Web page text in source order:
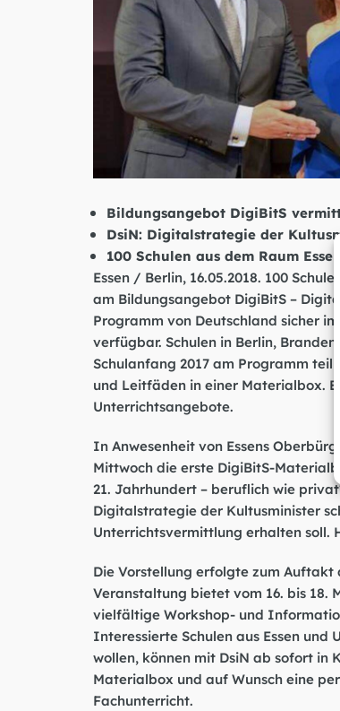
Bildungsangebot DigiBitS
DsiN: Digitalstrategie der
100 Schulen aus dem Raum
Essen / Berlin, 16.05.2018. 100
am Bildungsangebot DigiBitS –
Programm von Deutschland sicher
verfügbar. Schulen in Berlin,
Schulanfang 2017 am Programm
und Leitfäden in einer Materialbox.
Unterrichtsangebote.
In Anwesenheit von Essens
Mittwoch die erste DigiBitS-
21. Jahrhundert – beruflich wie
Digitalstrategie der Kultusminister
Unterrichtsvermittlung erhalten soll.
Die Vorstellung erfolgte zum Auftakt
Veranstaltung bietet vom 16. bis
vielfältige Workshop- und
Interessierte Schulen aus Essen
wollen, können mit DsiN ab sofort in
Materialbox und auf Wunsch eine
Fachunterricht.